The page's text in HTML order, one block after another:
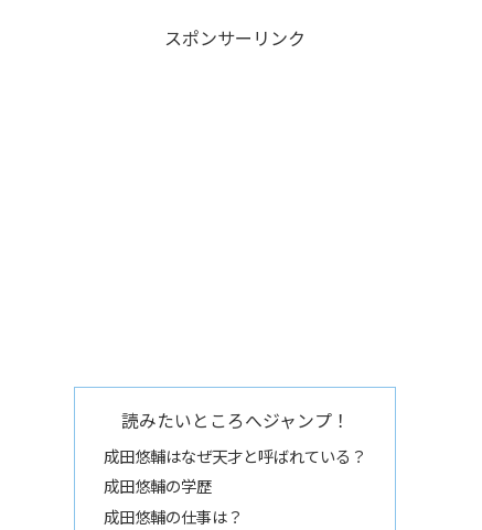
スポンサーリンク
読みたいところへジャンプ！
成田悠輔はなぜ天才と呼ばれている？
成田悠輔の学歴
成田悠輔の仕事は？